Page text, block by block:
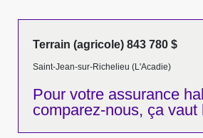
Terrain (agricole) 843 780 $
Saint-Jean-sur-Richelieu (L'Acadie)
Pour votre assurance
comparez-nous, ça vaut